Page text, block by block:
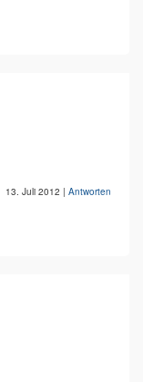
13. Juli 2012 | Antworten